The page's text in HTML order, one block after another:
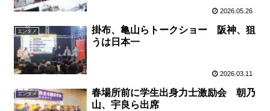
2026.05.26
エンタメ
掛布、亀山らトークショー 阪神、狙
うは日本一
2026.03.11
エンタメ
春場所前に学生出身力士激励会 朝乃
山、宇良ら出席